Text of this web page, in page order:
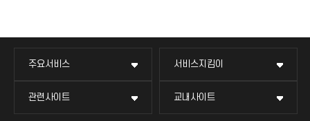
주요서비스 서비스지킴이
관련사이트 교내사이트